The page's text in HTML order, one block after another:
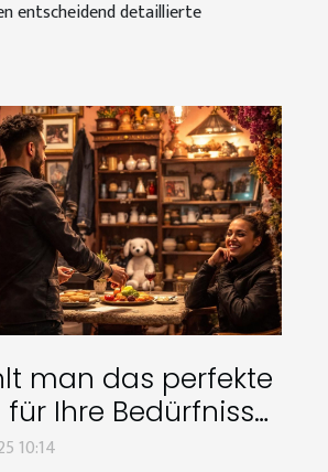
entscheidend detaillierte
man das perfekte
für Ihre Bedürfnisse
aus?
10:14